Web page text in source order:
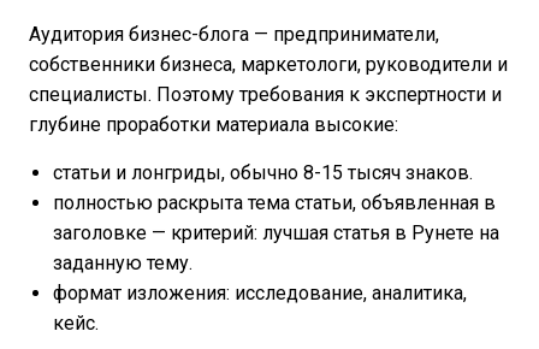
Аудитория бизнес-блога — предприниматели,
собственники бизнеса, маркетологи, руководители и
специалисты. Поэтому требования к экспертности и
глубине проработки материала высокие:
статьи и лонгриды, обычно 8-15 тысяч знаков.
полностью раскрыта тема статьи, объявленная в
заголовке — критерий: лучшая статья в Рунете на
заданную тему.
формат изложения: исследование, аналитика,
кейс.